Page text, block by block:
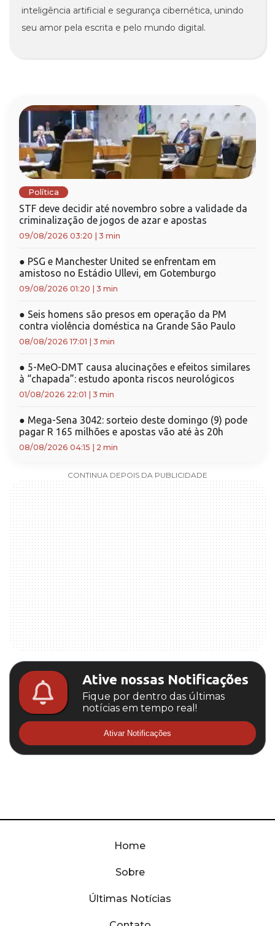
inteligência artificial e segurança cibernética, unindo
seu amor pela escrita e pelo mundo digital.
Política
STF deve decidir até novembro sobre a validade da
criminalização de jogos de azar e apostas
09/08/2026 03:20 3 min
● PSG e Manchester United se enfrentam em
amistoso no Estádio Ullevi, em Gotemburgo
09/08/2026 01:20 3 min
● Seis homens são presos em operação da PM
contra violência doméstica na Grande São Paulo
08/08/2026 17:01 3 min
● 5-MeO-DMT causa alucinações e efeitos similares
à “chapada”: estudo aponta riscos neurológicos
01/08/2026 22:01 3 min
● Mega-Sena 3042: sorteio deste domingo (9) pode
pagar R 165 milhões e apostas vão até às 20h
08/08/2026 04:15 2 min
CONTINUA DEPOIS DA PUBLICIDADE
Ative nossas Notificações
Fique por dentro das últimas
notícias em tempo real!
Ativar Notificações
Home
Sobre
Últimas Notícias